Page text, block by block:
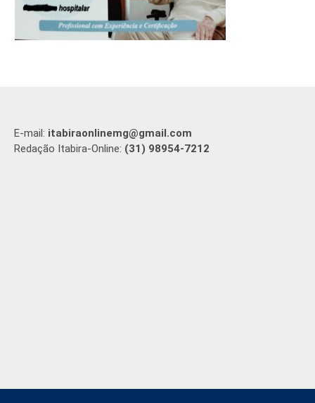
E-mail: itabiraonlinemg@gmail.com
Redação Itabira-Online: (31) 98954-7212